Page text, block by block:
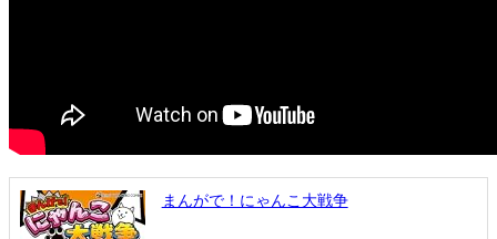
まんがで！にゃんこ大戦争